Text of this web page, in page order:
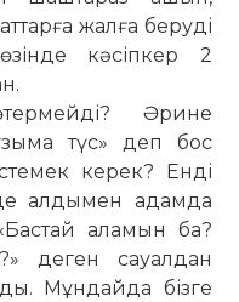
жалға беруді
кәсіпкер 2
Әрине
түс» деп бос
керек? Енді
алдымен адамда
аламын ба?
деген сауалдан
Мұндайда бізге